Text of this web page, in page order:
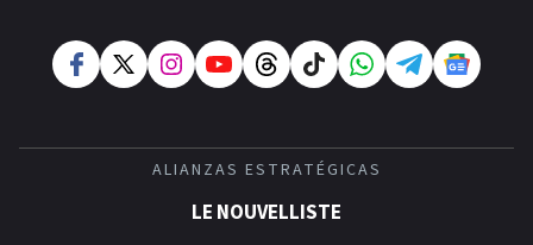
ALIANZAS ESTRATÉGICAS
LE NOUVELLISTE